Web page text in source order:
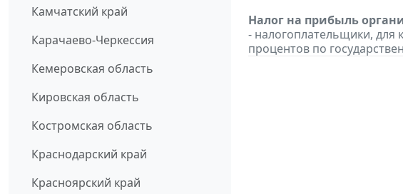
Камчатский край
Карачаево-Черкессия
Кемеровская область
Кировская область
Костромская область
Краснодарский край
Красноярский край
Налог на прибыль
- налогоплательщики, для
процентов по